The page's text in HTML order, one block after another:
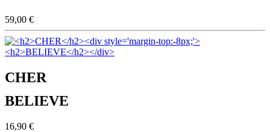
59,00 €
CHER
BELIEVE
16,90 €